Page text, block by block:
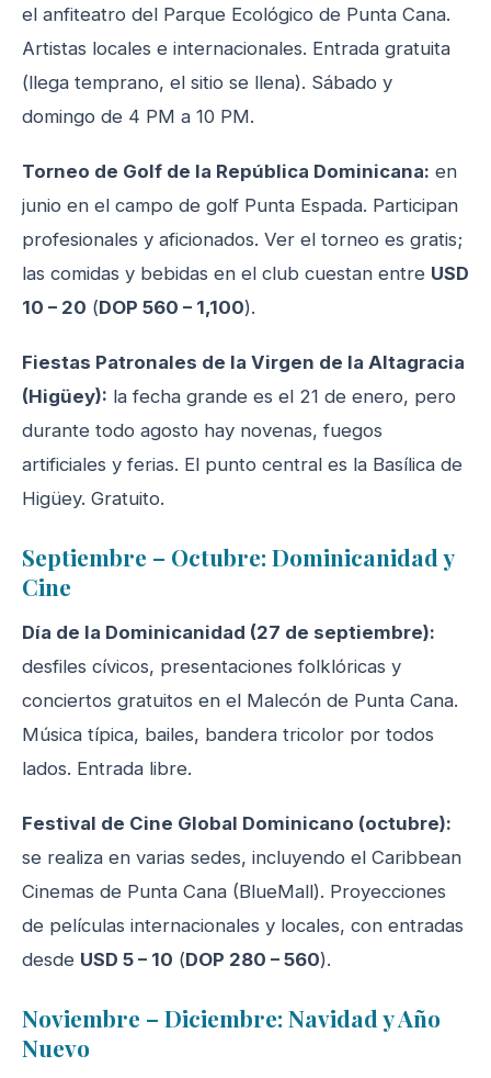
el anfiteatro del Parque Ecológico de Punta Cana.
Artistas locales e internacionales. Entrada gratuita
(llega temprano, el sitio se llena). Sábado y
domingo de 4 PM a 10 PM.
Torneo de Golf de la República Dominicana: en
junio en el campo de golf Punta Espada. Participan
profesionales y aficionados. Ver el torneo es gratis;
las comidas y bebidas en el club cuestan entre USD
10 – 20 (DOP 560 – 1,100).
Fiestas Patronales de la Virgen de la Altagracia
(Higüey): la fecha grande es el 21 de enero, pero
durante todo agosto hay novenas, fuegos
artificiales y ferias. El punto central es la Basílica de
Higüey. Gratuito.
Septiembre – Octubre: Dominicanidad y
Cine
Día de la Dominicanidad (27 de septiembre):
desfiles cívicos, presentaciones folklóricas y
conciertos gratuitos en el Malecón de Punta Cana.
Música típica, bailes, bandera tricolor por todos
lados. Entrada libre.
Festival de Cine Global Dominicano (octubre):
se realiza en varias sedes, incluyendo el Caribbean
Cinemas de Punta Cana (BlueMall). Proyecciones
de películas internacionales y locales, con entradas
desde USD 5 – 10 (DOP 280 – 560).
Noviembre – Diciembre: Navidad y Año
Nuevo